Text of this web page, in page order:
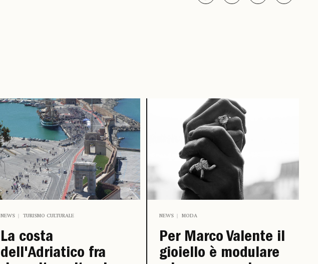
NEWS TURISMO CULTURALE
La costa
dell'Adriatico fra
NEWS MODA
Per Marco Valente il
gioiello è modulare